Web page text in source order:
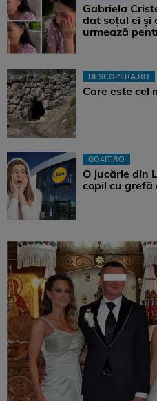
Gabriela
dat soțul ei și
urmează
DESCOPERA.RO
Care este cel
GO4IT.RO
O jucărie din
copil cu grefă